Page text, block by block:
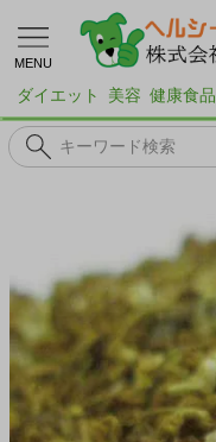
MENU
ダイエット 美容 健康食品